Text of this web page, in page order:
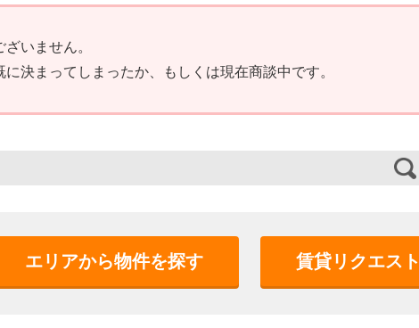
いません。
に決まってしまったか、もしくは現在商談中です。
エリアから物件を探す 賃貸リクエスト